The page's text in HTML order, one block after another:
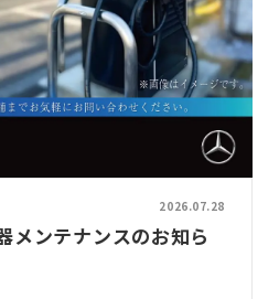
2026.07.28
メンテナンスのお知ら